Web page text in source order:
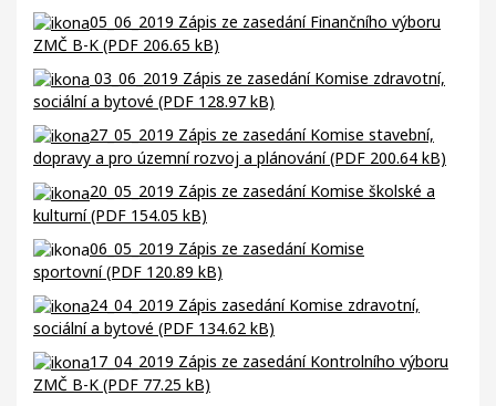
05_06_2019 Zápis ze zasedání Finančního výboru
ZMČ B-K (PDF 206.65 kB)
03_06_2019 Zápis ze zasedání Komise zdravotní,
sociální a bytové (PDF 128.97 kB)
27_05_2019 Zápis ze zasedání Komise stavební,
dopravy a pro územní rozvoj a plánování (PDF 200.64 kB)
20_05_2019 Zápis ze zasedání Komise školské a
kulturní (PDF 154.05 kB)
06_05_2019 Zápis ze zasedání Komise
sportovní(PDF 120.89 kB)
24_04_2019 Zápis zasedání Komise zdravotní,
sociální a bytové (PDF 134.62 kB)
17_04_2019 Zápis ze zasedání Kontrolního výboru
ZMČ B-K (PDF 77.25 kB)